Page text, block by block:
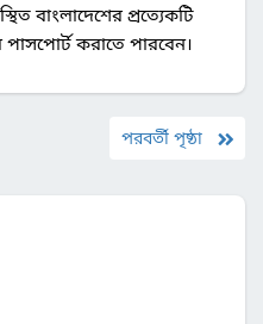
বাংলাদেশের প্রত্যেকটি
পাসপোর্ট করাতে পারবেন।
পরবর্তী পৃষ্ঠা